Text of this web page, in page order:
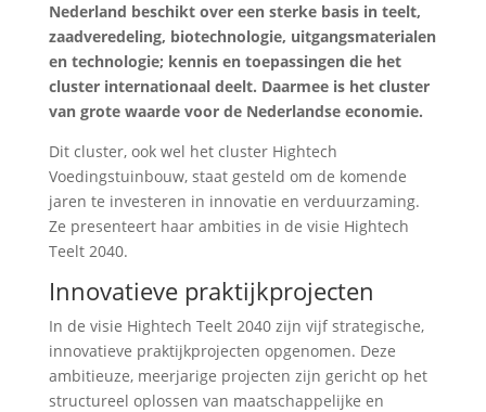
Nederland beschikt over een sterke basis in teelt,
zaadveredeling, biotechnologie, uitgangsmaterialen
en technologie; kennis en toepassingen die het
cluster internationaal deelt. Daarmee is het cluster
van grote waarde voor de Nederlandse economie.
Dit cluster, ook wel het cluster Hightech
Voedingstuinbouw, staat gesteld om de komende
jaren te investeren in innovatie en verduurzaming.
Ze presenteert haar ambities in de visie Hightech
Teelt 2040.
Innovatieve praktijkprojecten
In de visie Hightech Teelt 2040 zijn vijf strategische,
innovatieve praktijkprojecten opgenomen. Deze
ambitieuze, meerjarige projecten zijn gericht op het
structureel oplossen van maatschappelijke en